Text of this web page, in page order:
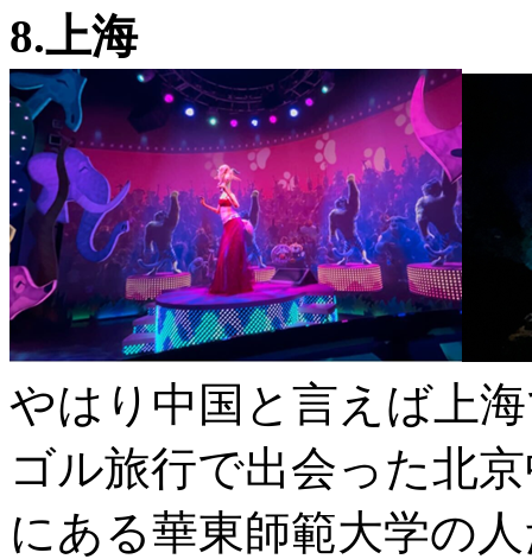
8.上海
やはり中国と言えば上
ゴル旅行で出会った北
にある華東師範大学の